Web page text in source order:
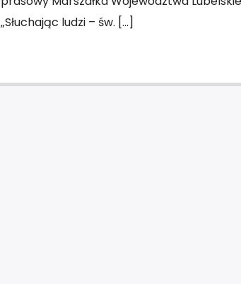
„Słuchając ludzi – św. […]